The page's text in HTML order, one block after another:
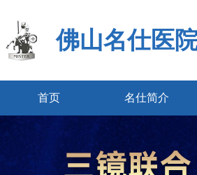
佛山名仕医
首页 名仕简介